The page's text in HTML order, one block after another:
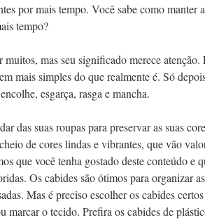
por mais tempo. Você sabe como manter
tempo?
mas seu significado merece atenção.
mais simples do que realmente é. Só
esgarça, rasga e mancha.
das suas roupas para preservar as suas
de cores lindas e vibrantes, que vão
que você tenha gostado deste conteúdo e
Os cabides são ótimos para organizar
Mas é preciso escolher os cabides
marcar o tecido. Prefira os cabides de